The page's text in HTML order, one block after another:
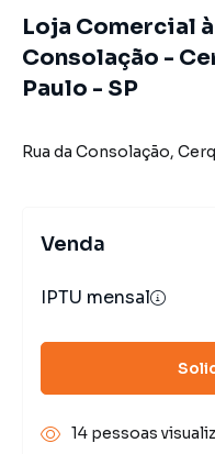
Loja Comercial
Consolação -
Paulo - SP
Rua da Consolação,
Venda
IPTU mensal
14 pessoas